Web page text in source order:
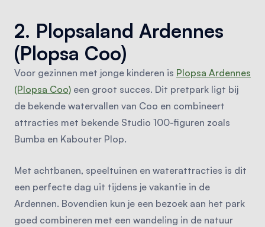
2. Plopsaland Ardennes
(Plopsa Coo)
Voor gezinnen met jonge kinderen is Plopsa Ardennes
(Plopsa Coo) een groot succes. Dit pretpark ligt bij
de bekende watervallen van Coo en combineert
attracties met bekende Studio 100-figuren zoals
Bumba en Kabouter Plop.
Met achtbanen, speeltuinen en waterattracties is dit
een perfecte dag uit tijdens je vakantie in de
Ardennen. Bovendien kun je een bezoek aan het park
goed combineren met een wandeling in de natuur